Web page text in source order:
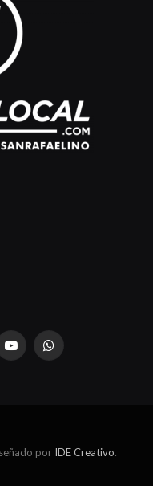
YouTubeWhatsApp
por IDE Creativo.